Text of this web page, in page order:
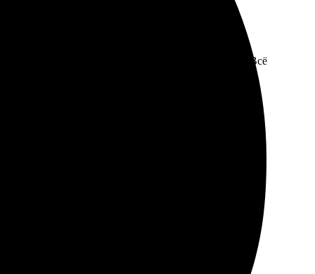
Загрузил фото, выбрал желаемый формат. Всё